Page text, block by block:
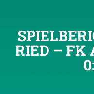
RIED – FK